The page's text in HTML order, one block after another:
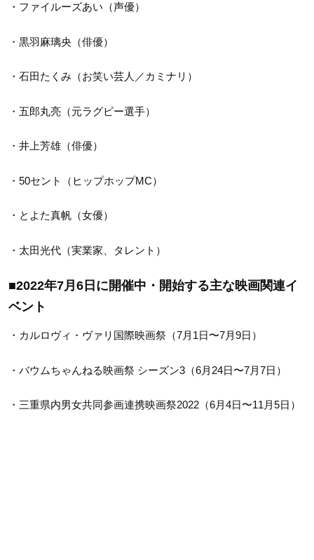
・ファイルーズあい（声優）
・黒羽麻璃央（俳優）
・石田たくみ（お笑い芸人／カミナリ）
・五郎丸亮（元ラグビー選手）
・井上芳雄（俳優）
・50セント（ヒップホップMC）
・とよた真帆（女優）
・太田光代（実業家、タレント）
■2022年7月6 日に開催中・開始する主な映画関連イ
ベント
・カルロヴィ・ヴァリ国際映画祭（7月1日〜7月9日）
・バウムちゃんねる映画祭 シーズン3（6月24日〜7月7日）
・三重県内男女共同参画連携映画祭2022（6月4日〜11月5日）